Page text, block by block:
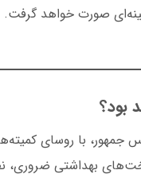
صورت خواهد گرفت.
ابراهیم رئیسی، رئیس جمهور، با
بهداشتی ضروری،